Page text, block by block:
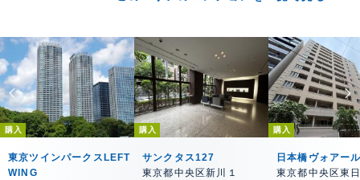
購入
東京ツインパークスLEFT
WING
購入
サンクタス127
東京都中央区新川１
購入
日本橋ヴォアー
東京都中央区東